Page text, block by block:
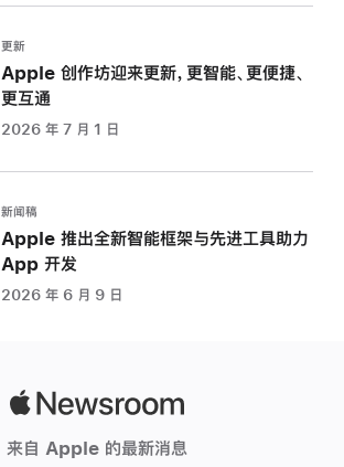
更新
Apple 创作坊迎来更新，更智能、更便捷、
更互通
2026 年 7 月 1 日
新闻稿
Apple 推出全新智能框架与先进工具助力
App 开发
2026 年 6 月 9 日
来自 Apple 的最新消息